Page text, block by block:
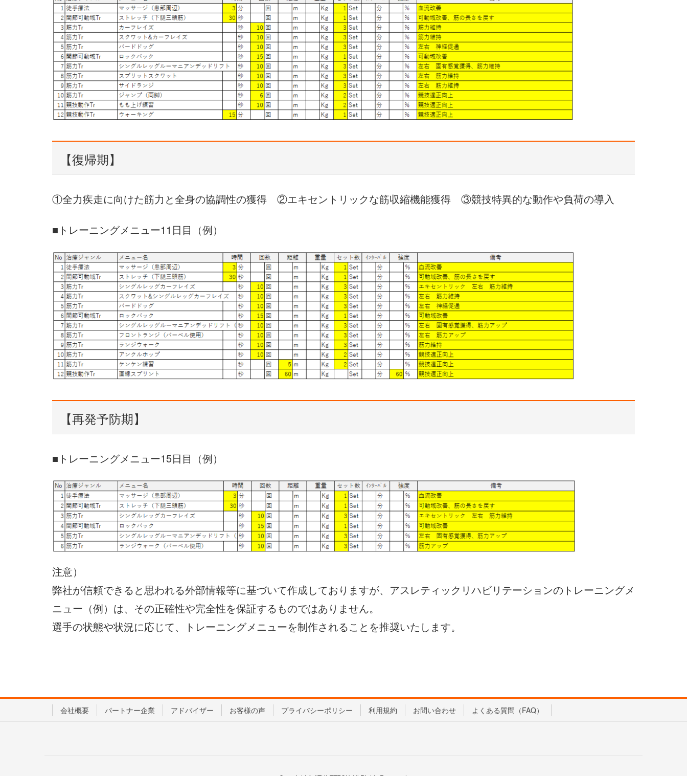
【復帰期】
①全力疾走に向けた筋力と全身の協調性の獲得 ②エキセントリックな筋収縮機能獲得 ③競技特異的な動作や負荷の導入
■トレーニングメニュー11日目（例）
【再発予防期】
■トレーニングメニュー15日目（例）
注意）
弊社が信頼できると思われる外部情報等に基づいて作成しておりますが、アスレティックリハビリテーションのトレーニングメ
ニュー（例）は、その正確性や完全性を保証するものではありません。
選手の状態や状況に応じて、トレーニングメニューを制作されることを推奨いたします。
会社概要 パートナー企業 アドバイザー お客様の声 プライバシーポリシー 利用規約 お問い合わせ よくある質問（FAQ）